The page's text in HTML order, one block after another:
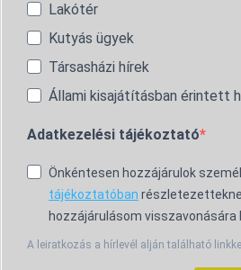
Lakótér
Kutyás ügyek
Társasházi hírek
Állami kisajátításban érintett
Adatkezelési tájékoztató
Önkéntesen hozzájárulok
tájékoztatóban
hozzájárulásom visszavonására
A leiratkozás a hírlevél alján található